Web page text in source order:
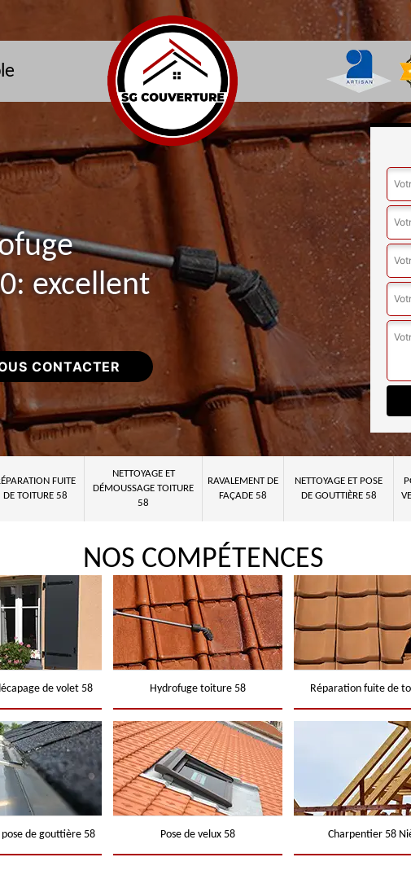
excellent
CONTACTER
FUITE
DE TOITURE 58
NETTOYAGE ET
DÉMOUSSAGE TOITURE
58
RAVALEMENT DE
FAÇADE 58
NETTOYAGE ET POSE
DE GOUTTIÈRE 58
NOS COMPÉTENCES
de volet 58 Hydrofuge toiture 58 Réparation fuite de
de gouttière 58 Pose de velux 58 Charpentier 58